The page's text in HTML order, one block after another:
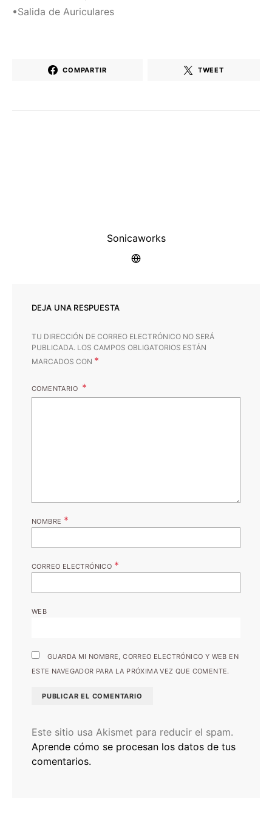
•Salida de Auriculares
COMPARTIR TWEET
Sonicaworks
DEJA UNA RESPUESTA
TU DIRECCIÓN DE CORREO ELECTRÓNICO NO SERÁ
PUBLICADA. LOS CAMPOS OBLIGATORIOS ESTÁN
MARCADOS CON *
COMENTARIO
NOMBRE *
CORREO ELECTRÓNICO *
WEB
GUARDA MI NOMBRE, CORREO ELECTRÓNICO Y WEB EN
ESTE NAVEGADOR PARA LA PRÓXIMA VEZ QUE COMENTE.
Este sitio usa Akismet para reducir el spam.
Aprende cómo se procesan los datos de tus
comentarios.